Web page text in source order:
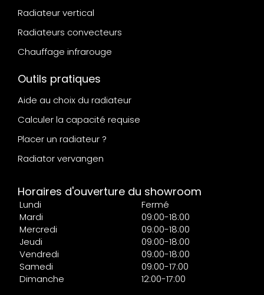
Radiateur vertical
Radiateurs convecteurs
Chauffage infrarouge
Outils pratiques
Aide au choix du radiateur
Calculer la capacité requise
Placer un radiateur ?
Radiator vervangen
Horaires d'ouverture du showroom
Lundi
Fermé
Mardi
09:00-18:00
Mercredi
09:00-18:00
Jeudi
09:00-18:00
Vendredi
09:00-18:00
Samedi
09:00-17:00
Dimanche
12:00-17:00